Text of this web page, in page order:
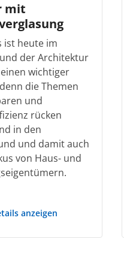
mit
ist heute im
der Architektur
wichtiger
die Themen
und
rücken
in den
und damit auch
von Haus- und
anzeigen